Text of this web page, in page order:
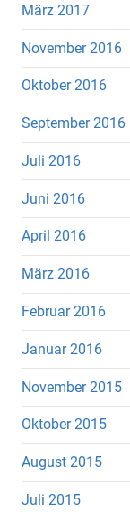
März 2017
November 2016
Oktober 2016
September 2016
Juli 2016
Juni 2016
April 2016
März 2016
Februar 2016
Januar 2016
November 2015
Oktober 2015
August 2015
Juli 2015